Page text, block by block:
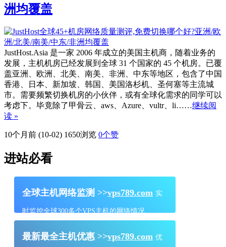
洲均覆盖
JustHost.Asia 是一家 2006 年成立的美国主机商，随着业务的
发展，主机机房已经发展到全球 31 个国家的 45 个机房。已覆
盖亚洲、欧洲、北美、南美、非洲、中东等地区，包含了中国
香港、日本、新加坡、韩国、美国洛杉机、圣何塞等主流城
市。需要频繁切换机房的小伙伴，或有全球化需求的同学可以
考虑下。毕竟除了甲骨云、aws、Azure、vultr、li……继续阅
读 »
10个月前 (10-02) 1650浏览 0个赞
进站必看
全球主机网络监测 >>vps789.com 实
时监控全球300多个VPS主机的网络情况
最新最全主机优惠 >>vps789.com 优